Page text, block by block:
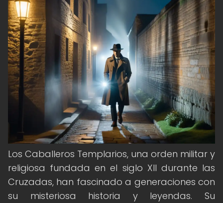
Los Caballeros Templarios, una orden militar y
religiosa fundada en el siglo XII durante las
Cruzadas, han fascinado a generaciones con
su misteriosa historia y leyendas. Su